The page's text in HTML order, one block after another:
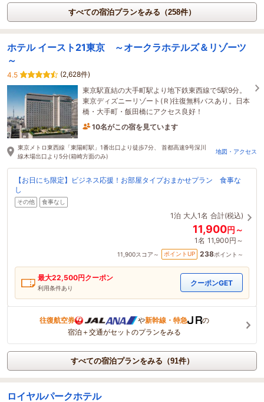
すべての宿泊プランをみる（258件）
ホテル イースト21東京 ～オークラホテルズ＆リゾーツ
～
4.5
(2,628件)
東京駅直結の大手町駅より地下鉄東西線で5駅9分。
東京ディズニーリゾート(Ｒ)往復無料バスあり。日本
橋・大手町・飯田橋にアクセス良好！
10名がこの宿を見ています
1時間前に予約されました
東京メトロ東西線「東陽町駅」1番出口より徒歩7分、 首都高速9号深川
線木場出口より5分(箱崎方面のみ)
地図・アクセス
【お日にち限定】ビジネス応援！お部屋タイプおまかせプラン 食事な
し
その他 食事なし
1泊 大人1名 合計(税込)
11,900円～
1名 11,900円～
11,900スコア～ ポイントUP 238ポイント～
最大22,500円クーポン
利用条件あり
クーポンGET
往復航空券 や新幹線・特急
の
宿泊＋交通がセットのプランをみる
すべての宿泊プランをみる（91件）
ロイヤルパークホテル